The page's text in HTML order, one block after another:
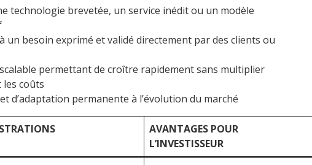
technologie brevetée, un service inédit ou un modèle
un besoin exprimé et validé directement par des clients ou
permettant de croître rapidement sans multiplier
coûts
d’adaptation permanente à l’évolution du marché
AVANTAGES POUR
L’INVESTISSEUR